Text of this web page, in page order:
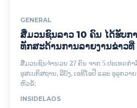
GENERAL
ສື່ມວນຊົນລາວ 10 ຄົນ ໄດ້ຮັບກ
ທັກສະດ້ານການລາຍງານຂ່າວ
ສື່ມວນຊົນຈໍານວນ 27 ຄົນ ຈາກ 5 ປະເທດກໍາ
ອຸສເບກິສຖານ, ລີບັງ, ເອທີໂອປີ ແລະ ອຸລຸກວ
ຫົວຂໍ້:
INSIDELAOS